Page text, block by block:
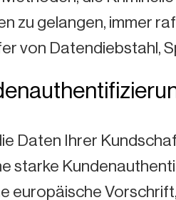
zu gelangen, immer
von Datendiebstahl,
Daten Ihrer
starke
europäische